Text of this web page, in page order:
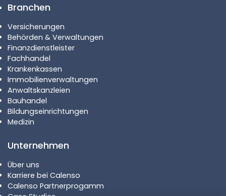
Branchen
Versicherungen
Behörden & Verwaltungen
Finanzdienstleister
Fachhandel
Krankenkassen
Immobilienverwaltungen
Anwaltskanzleien
Bauhandel
Bildungseinrichtungen
Medizin
Unternehmen
Über uns
Karriere bei Calenso
Calenso Partnerprogamm